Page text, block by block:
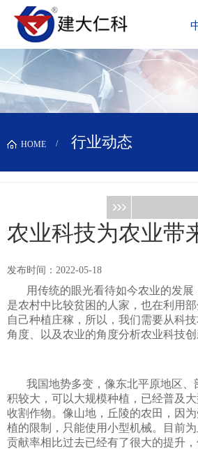
HOME 行业动态
农业科技为农业带
发布时间：2022-05-18
用传统的眼光看待如今农业的发展
是农村中比较贫困的人家，也在利用
自己种植庄稼，所以，我们需要从科
角度、以及农业的角度分析农业科技创
我国地势多变，像东北平原地区
积较大，可以大规模种植，已经普及
收割作物。像山地，丘陵的农田，因
植的限制，只能使用小型机械。目前
贡献率相比过去已经有了很大的提升